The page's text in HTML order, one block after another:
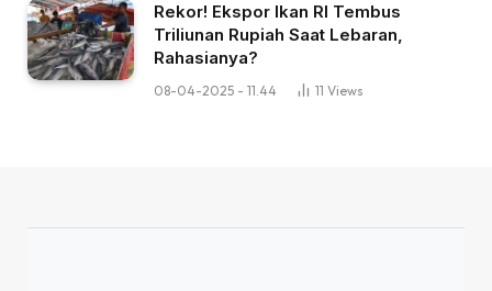
Rekor! Ekspor Ikan RI Tembus
Triliunan Rupiah Saat Lebaran,
Rahasianya?
08-04-2025 - 11.44 11 Views